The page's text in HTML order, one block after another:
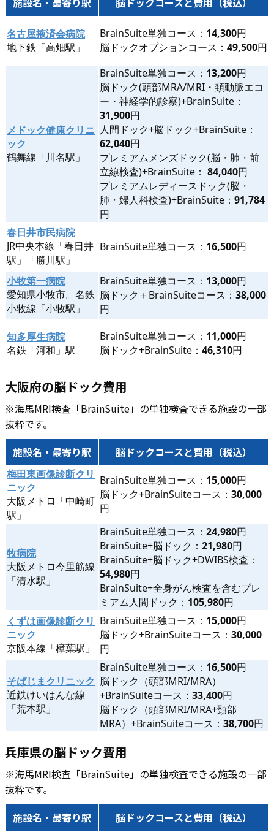
名古屋掖済会病院
地下鉄「高畑駅」
BrainSuite単独コース： 14,300円
脳ドックオプションコース： 49,500円
メドック健康クリニ
ック
鶴舞線「川名駅」
BrainSuite単独コース： 13,200円
脳ドック(頭部MRA/MRI・頚動脈エコ
ー・神経学的診察)+BrainSuite：
31,900円
人間ドック+脳ドック+BrainSuite：
62,040円
プレミアムメンズドック(脳・肺・前
立線検査)+BrainSuite： 84,040円
プレミアムレディースドック(脳・
肺・婦人科検査)+BrainSuite： 91,784
円
春日井市民病院
JR中央本線「春日井
駅」「勝川駅」
BrainSuite単独コース： 16,500円
小牧第一病院
愛知県小牧市。​​​名鉄
小牧線「小牧駅」
BrainSuite単独コース： 13,000円
脳ドック＋BrainSuiteコース： 38,000
円
知多厚生病院
名鉄「河和」駅
BrainSuite単独コース： 11,000円
脳ドック+BrainSuite： 46,310円
大阪府の脳ドック費用
※海馬MRI検査「BrainSuite」の単独検査できる施設の一部
抜粋です。
施設名・最寄り駅
脳ドックコースと費用（税込）
梅田東画像診断クリ
ニック
大阪メトロ「中崎町
駅」
BrainSuite単独コース： 15,000円
脳ドック+BrainSuiteコース： 30,000
円
牧病院
大阪メトロ今里筋線
「清水駅」
BrainSuite単独コース： 24,980円
BrainSuite+脳ドック： 21,980円
BrainSuite+脳ドック+DWIBS検査：
54,980円
BrainSuite+全身がん検査を含むプレ
ミアム人間ドック： 105,980円
くずは画像診断クリ
ニック
京阪本線「樟葉駅」
BrainSuite単独コース： 15,000円
脳ドック+BrainSuiteコース： 30,000
円
そばじまクリニック
近鉄けいはんな線
「荒本駅」
BrainSuite単独コース： 16,500円
脳ドック（頭部MRI/MRA）
+BrainSuiteコース： 33,400円
脳ドック（頭部MRI/MRA+頸部
MRA）+BrainSuiteコース： 38,700円
兵庫県の脳ドック費用
※海馬MRI検査「BrainSuite」の単独検査できる施設の一部
抜粋です。
施設名・最寄り駅
脳ドックコースと費用（税込）